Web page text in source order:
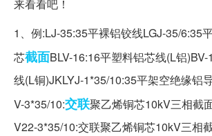
来看看吧！
1、例:LJ-35:35平裸铝铰线LGJ-35/6:35
芯截面BLV-16:16平塑料铝芯线(L铝
线(L铜)JKLYJ-1*35/10:35平架空绝缘铝
V-3*35/10:交联聚乙烯铜芯10kV三相截
V22-3*35/10:交联聚乙烯铜芯10kV三相